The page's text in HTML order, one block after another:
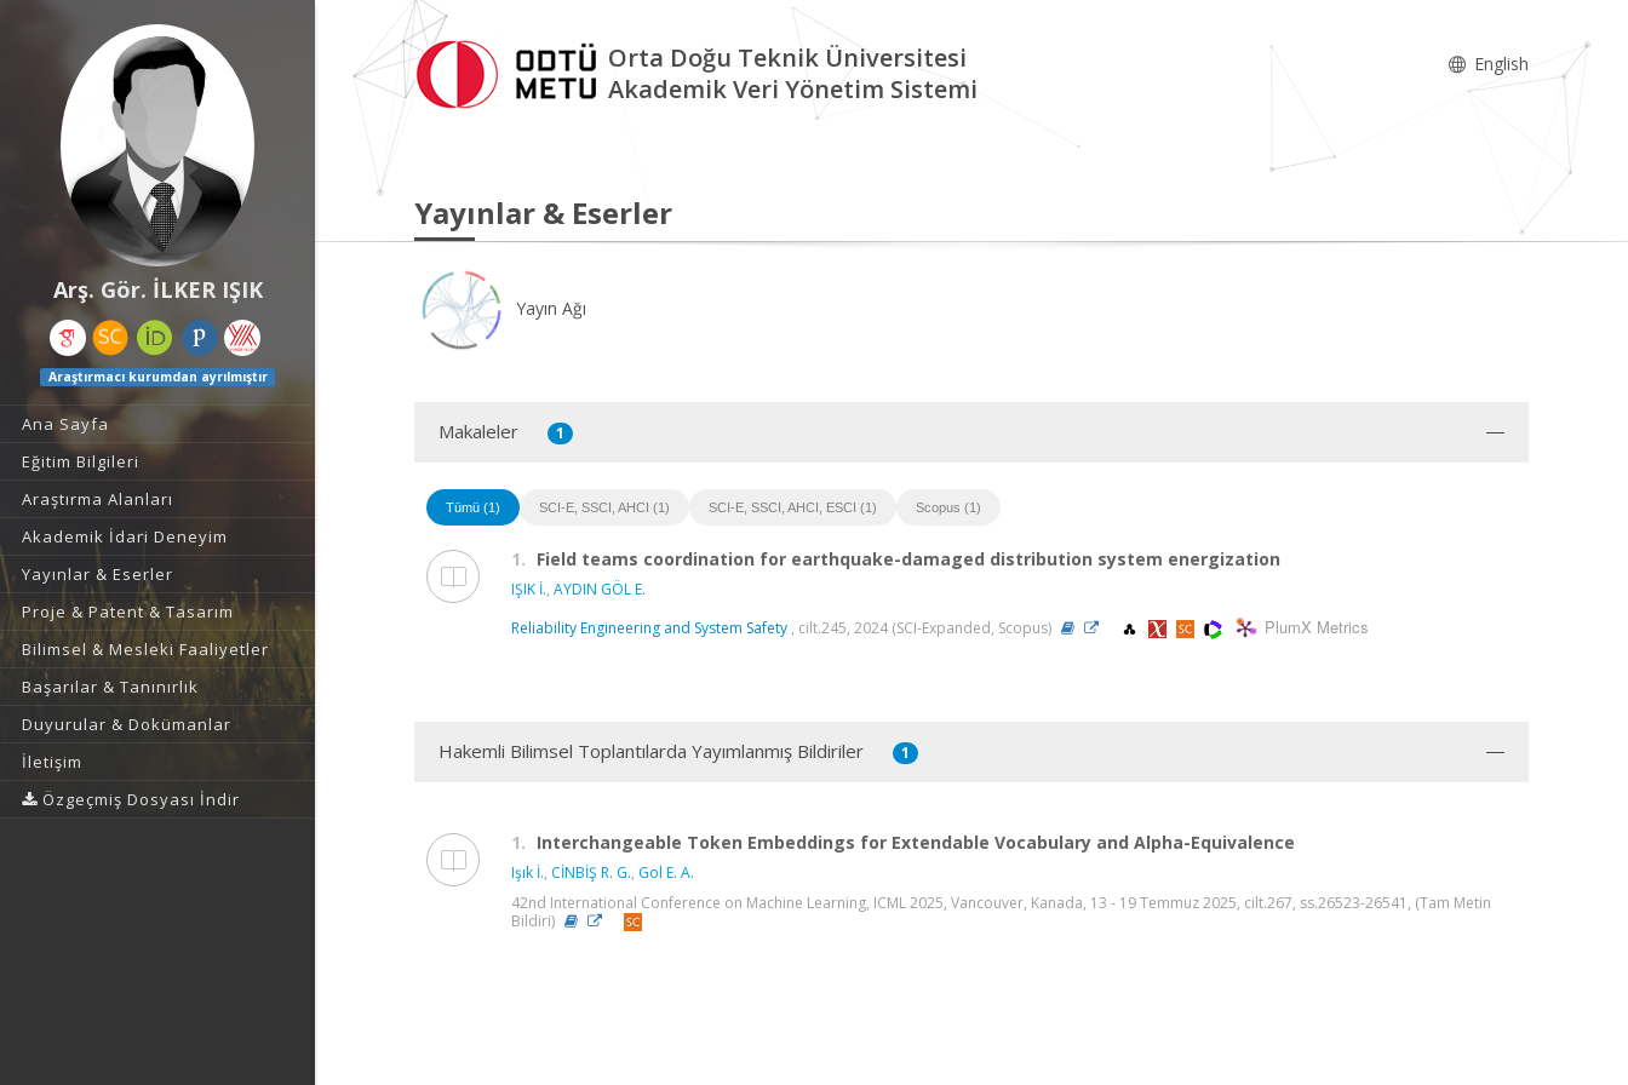
Arş. Gör. İLKER IŞIK
Araştırmacı kurumdan ayrılmıştır
Ana Sayfa
Eğitim Bilgileri
Araştırma Alanları
Akademik İdari Deneyim
Yayınlar & Eserler
Proje & Patent & Tasarım
Bilimsel & Mesleki Faaliyetler
Başarılar & Tanınırlık
Duyurular & Dokümanlar
İletişim
Özgeçmiş Dosyası İndir
Orta Doğu Teknik Üniversitesi
Akademik Veri Yönetim Sistemi
English
Yayınlar & Eserler
Yayın Ağı
Makaleler 1
Tümü (1) SCI-E, SSCI, AHCI (1) SCI-E, SSCI, AHCI, ESCI (1) Scopus (1)
1. Field teams coordination for earthquake-damaged distribution system energization
IŞIK İ., AYDIN GÖL E.
Reliability Engineering and System Safety , cilt.245, 2024 (SCI-Expanded, Scopus) PlumX Metrics
Hakemli Bilimsel Toplantılarda Yayımlanmış Bildiriler 1
1. Interchangeable Token Embeddings for Extendable Vocabulary and Alpha-Equivalence
Işık İ., CİNBİŞ R. G., Gol E. A.
42nd International Conference on Machine Learning, ICML 2025, Vancouver, Kanada, 13 - 19 Temmuz 2025, cilt.267, ss.26523-26541, (Tam Metin
Bildiri)